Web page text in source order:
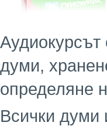
Аудиокурсът
думи,
определяне
Всички думи